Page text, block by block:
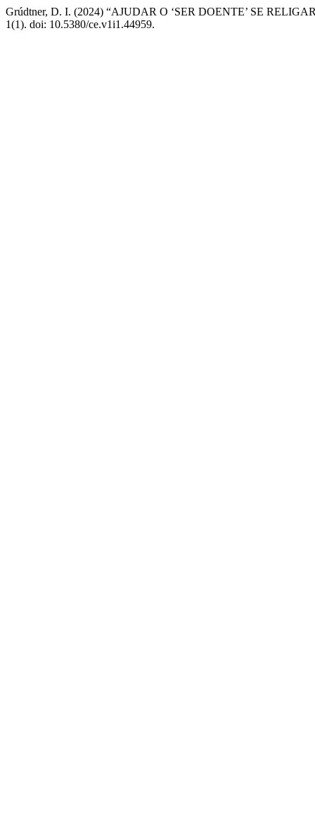
Grúdtner, D. I. (2024) “AJUDAR O ‘SER DOENTE’ SE
1(1). doi: 10.5380/ce.v1i1.44959.